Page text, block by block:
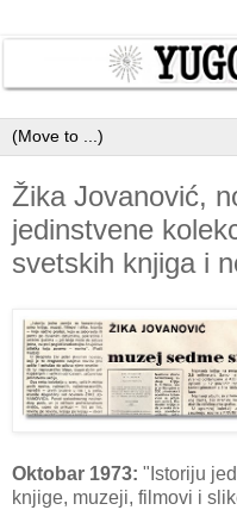
Žika Jovanović,
jedinstvene
svetskih knjiga i
Oktobar 1973: "Istoriju
knjige, muzeji, filmovi i